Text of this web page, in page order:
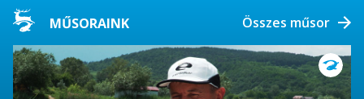
MŰSORAINK Összes műsor